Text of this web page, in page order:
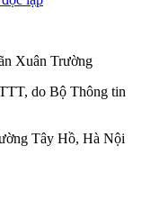
Xuân Trường
do Bộ Thông tin
Tây Hồ, Hà Nội